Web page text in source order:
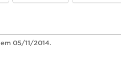
em 05/11/2014.